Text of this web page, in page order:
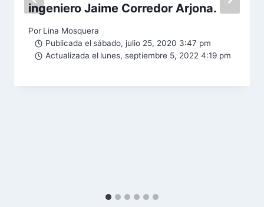
ingeniero Jaime Corredor Arjona.
Por Lina Mosquera
Publicada el sábado, julio 25, 2020 3:47 pm
Actualizada el lunes, septiembre 5, 2022 4:19 pm